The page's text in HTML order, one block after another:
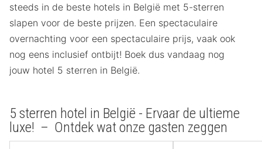
steeds in de beste hotels in België met 5-sterren
slapen voor de beste prijzen. Een spectaculaire
overnachting voor een spectaculaire prijs, vaak ook
nog eens inclusief ontbijt! Boek dus vandaag nog
jouw hotel 5 sterren in België.
5 sterren hotel in België - Ervaar de ultieme
luxe! – Ontdek wat onze gasten zeggen